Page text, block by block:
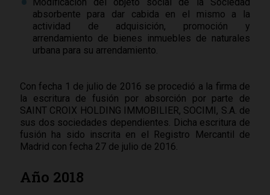
Modificación del objeto social de la Sociedad
absorbente para dar cabida en el mismo a la
actividad de adquisición, promoción y
arrendamiento de bienes inmuebles de naturales
urbana para su arrendamiento.
Con fecha 1 de julio de 2016 se procedió a la firma de
la escritura de fusión por absorción por parte de
SAINT CROIX HOLDING IMMOBILIER, SOCIMI, S.A. de
sus dos sociedades dependientes. Dicha escritura de
fusión ha sido inscrita en el Registro Mercantil de
Madrid con fecha 27 de julio de 2016.
Año 2018